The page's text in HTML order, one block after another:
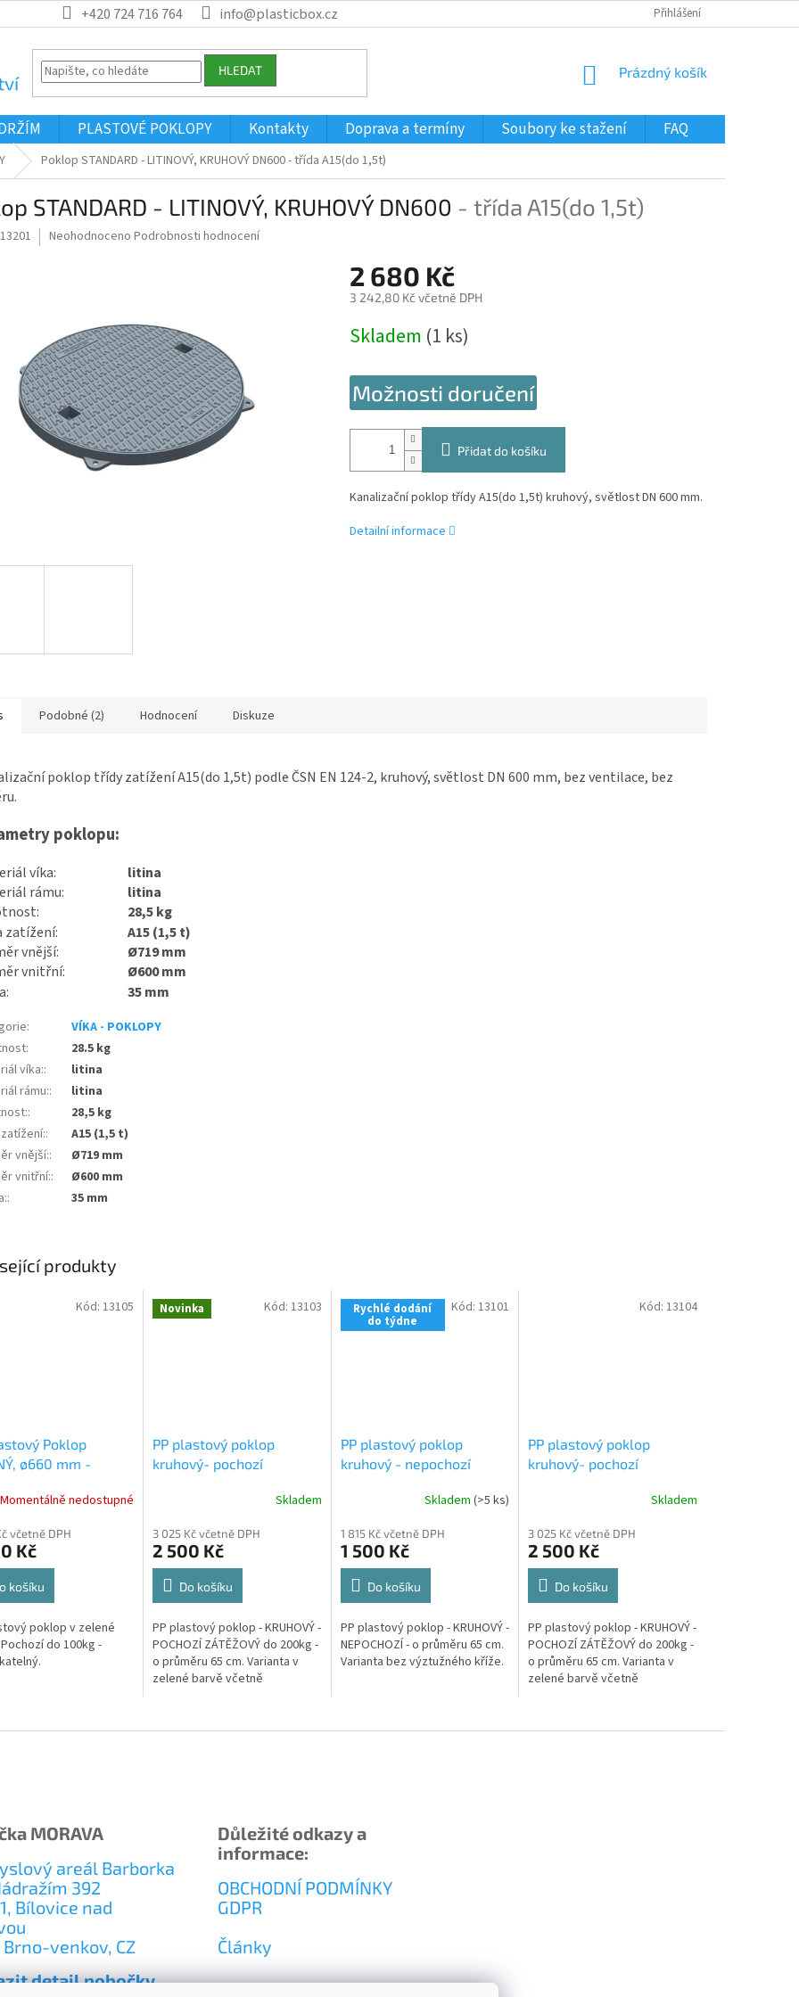
+420 724 716 764 info@plasticbox.cz Přihlášení
HLEDAT
NÁKUPNÍ
Prázdný košík
PLASTOVÉ POKLOPY Kontakty Doprava a termíny Soubory ke stažení FAQ
Poklop STANDARD - LITINOVÝ, KRUHOVÝ DN600- třída A15(do 1,5t)
STANDARD - LITINOVÝ, KRUHOVÝ DN600 - třída A15(do 1,5t)
13201
Průměrné
5
hvězdiček.
Neohodnoceno Podrobnosti hodnocení
2 680 Kč
3 242,80 Kč včetně DPH
cena:
Skladem (1 ks)
Možnosti doručení
Přidat do košíku
Kanalizační poklop třídy A15(do 1,5t) kruhový, světlost DN 600 mm.
Detailní informace
produkty
Poklop
ø660 mm -
pro nádrže
Momentálně nedostupné
včetně DPH
Kč
košíku
poklop v zelené
do 100kg -
Kód: 13105 Novinka
PP plastový poklop
kruhový- pochozí
pro nádrže a šachtySkladem
3 025 Kč včetně DPH
2 500 Kč
Do košíku
PP plastový poklop - KRUHOVÝ -
POCHOZÍ ZÁTĚŽOVÝ do 200kg -
o průměru 65 cm. Varianta v
zelené barvě včetně
Kód: 13103 Rychlé dodání
do týdne
PP plastový poklop
kruhový - nepochozí
a šachty značkySkladem(>5 ks)
1 815 Kč včetně DPH
1 500 Kč
Do košíku
PP plastový poklop - KRUHOVÝ -
NEPOCHOZÍ - o průměru 65 cm.
Varianta bez výztužného kříže.
Kód:13101
PP plastový poklop
kruhový- pochozí
pro nádrže aSkladem
3 025 Kč včetně DPH
2 500 Kč
Do košíku
PP plastový poklop - KRUHOVÝ -
POCHOZÍ ZÁTĚŽOVÝ do 200kg -
o průměru 65 cm. Varianta v
zelené barvě včetně
Kód: 13104
Podobné (2) Hodnocení Diskuze
poklop třídy zatížení A15(do 1,5t) podle ČSN EN 124-2, kruhový, světlost DN 600 mm, bez ventilace, bez
poklopu:
víka:
litina
rámu:
litina
28,5 kg
zatížení:
A15 (1,5 t)
vnější:
Ø719 mm
vnitřní:
Ø600 mm
35 mm
:
VÍKA - POKLOPY
:
28.5 kg
víka::
litina
rámu::
litina
:
28,5 kg
:
A15 (1,5 t)
vnější::
Ø719 mm
vnitřní::
Ø600 mm
: 35 mm
MORAVA
areál Barborka
392
Bílovice nad
venkov, CZ
detail pobočky
Důležité odkazy a
informace:
OBCHODNÍ PODMÍNKY
GDPR
Články